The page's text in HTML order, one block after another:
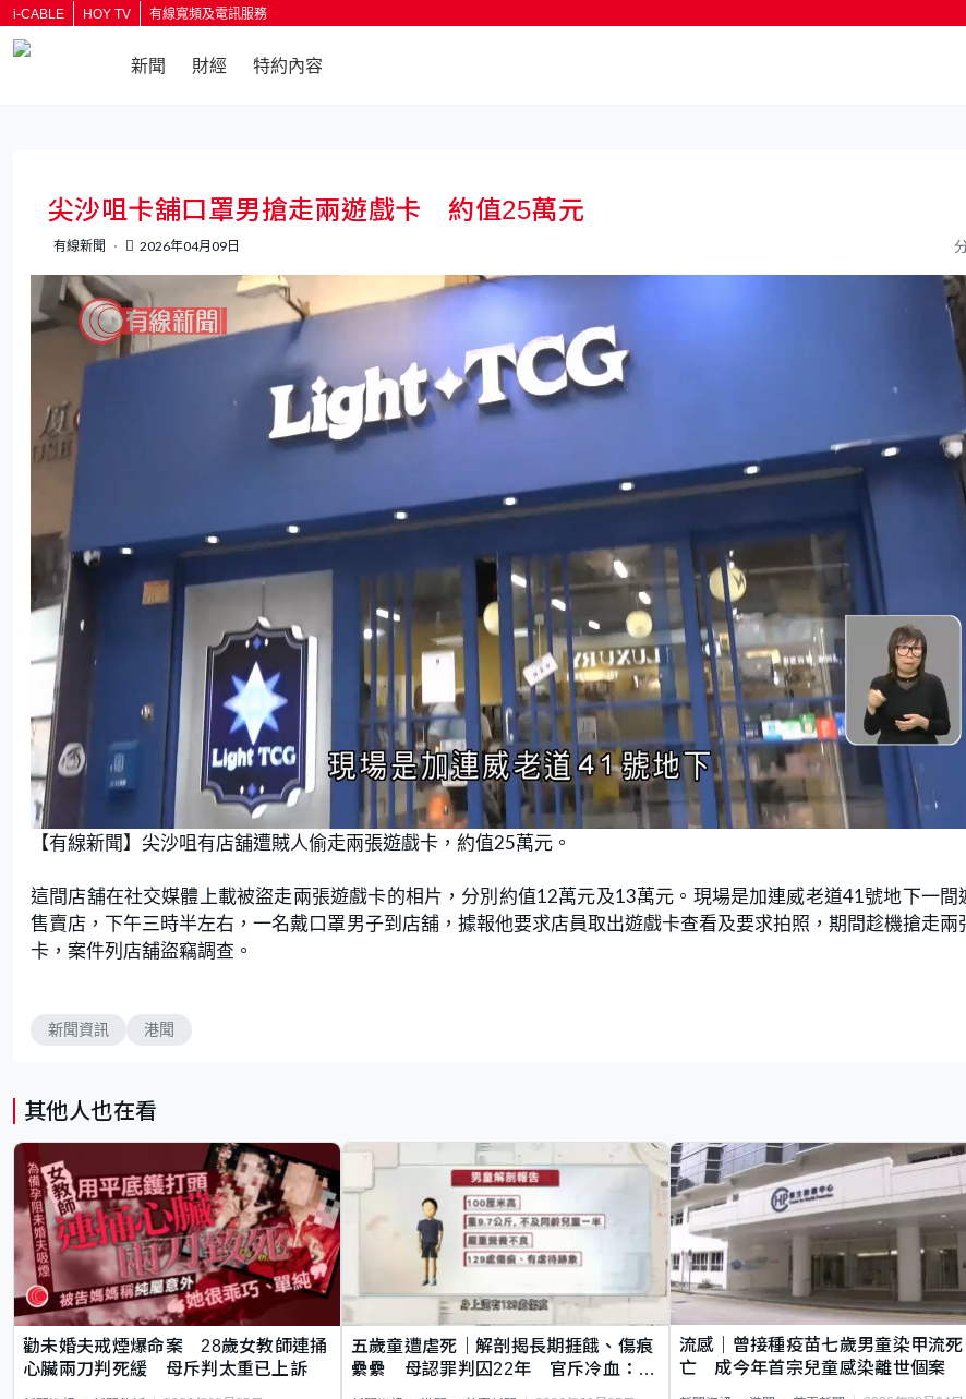
i-CABLE HOY TV 有線寬頻及電訊服務
新聞 財經 特約內容
尖沙咀卡舖口罩男搶走兩遊戲卡 約值25萬元
有線新聞 2026年04月09日
n
m
u
o
7
8
9
5
【有線新聞】尖沙咀有店舖遭賊人偷走兩張遊戲卡，約值25萬元。
這間店舖在社交媒體上載被盜走兩張遊戲卡的相片，分別約值12萬元及13萬元。現場是加連威老道41號地下一間
售賣店，下午三時半左右，一名戴口罩男子到店舖，據報他要求店員取出遊戲卡查看及要求拍照，期間趁機搶走兩
卡，案件列店舖盜竊調查。
新聞資訊 港聞
其他人也在看
勸未婚夫戒煙爆命案 28歲女教師連捅
心臟兩刀判死緩 母斥判太重已上訴
五歲童遭虐死｜解剖揭長期捱餓、傷痕
纍纍 母認罪判囚22年 官斥冷血：同
流感｜曾接種疫苗七歲男童染甲流死
亡 成今年首宗兒童感染離世個案